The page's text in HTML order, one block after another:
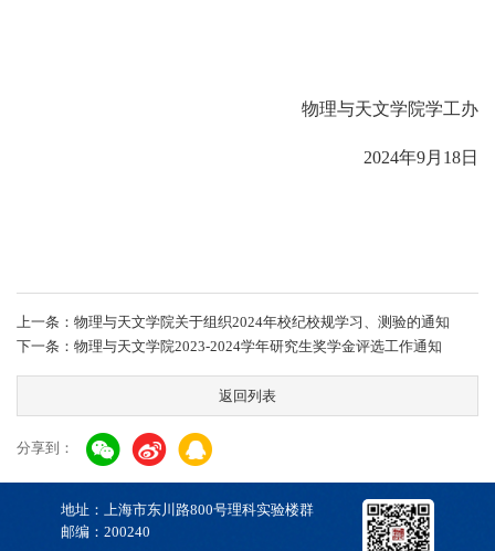
物理与天文学院学工办
2024年9月18日
上一条：物理与天文学院关于组织2024年校纪校规学习、测验的通知
下一条：物理与天文学院2023-2024学年研究生奖学金评选工作通知
返回列表
分享到：
地址：上海市东川路800号理科实验楼群
邮编：200240